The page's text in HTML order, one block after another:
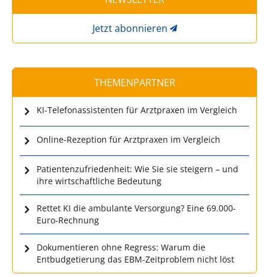
Jetzt abonnieren
THEMENPARTNER
KI-Telefonassistenten für Arztpraxen im Vergleich
Online-Rezeption für Arztpraxen im Vergleich
Patientenzufriedenheit: Wie Sie sie steigern – und
ihre wirtschaftliche Bedeutung
Rettet KI die ambulante Versorgung? Eine 69.000-
Euro-Rechnung
Dokumentieren ohne Regress: Warum die
Entbudgetierung das EBM-Zeitproblem nicht löst